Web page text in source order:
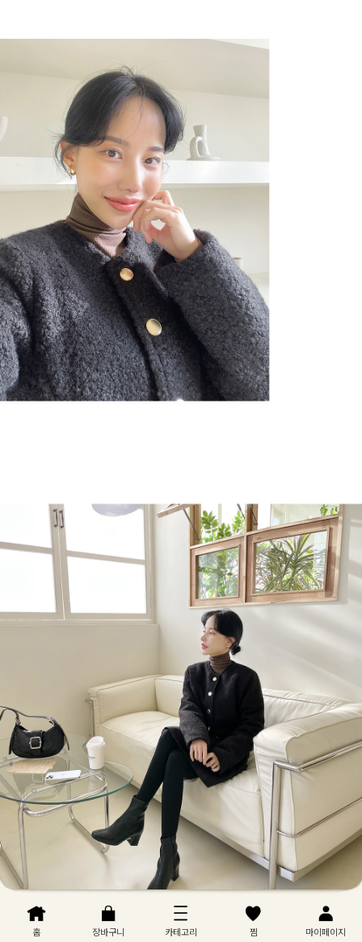
홈 장바구니 카테고리 찜 마이페이지